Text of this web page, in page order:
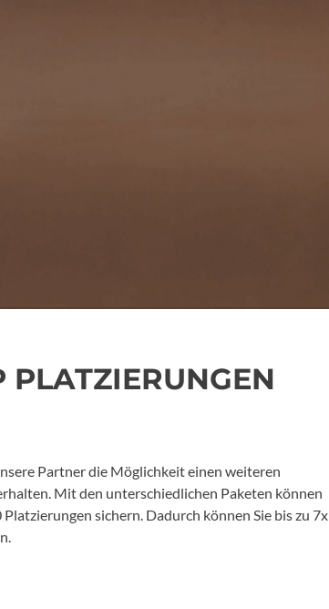
PLATZIERUNGEN
Partner die Möglichkeit einen weiteren
Mit den unterschiedlichen Paketen können
Platzierungen sichern. Dadurch können Sie bis zu 7x